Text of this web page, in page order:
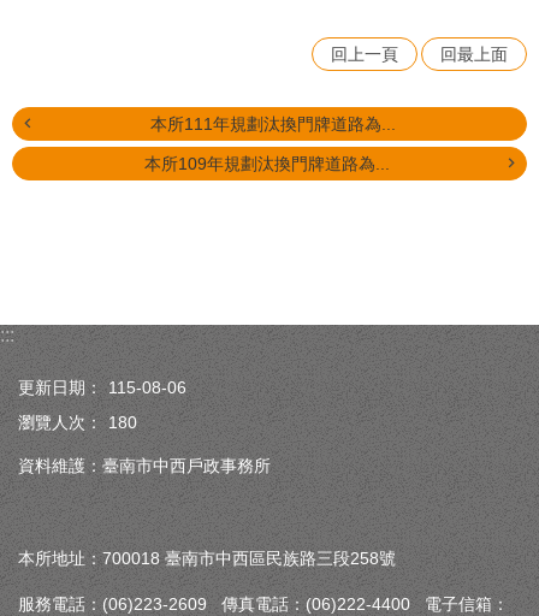
回上一頁 回最上面
本所111年規劃汰換門牌道路為...
本所109年規劃汰換門牌道路為...
:::
更新日期：
115-08-06
瀏覽人次：
180
資料維護：臺南市中西戶政事務所
本所地址：700018 臺南市中西區民族路三段258號
服務電話：(06)223-2609 傳真電話：(06)222-4400 電子信箱：